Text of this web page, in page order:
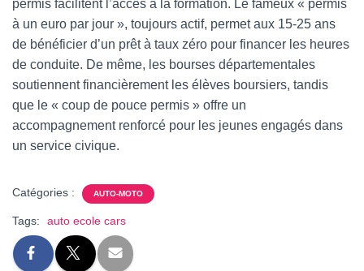
permis facilitent l’accès à la formation. Le fameux « permis
à un euro par jour », toujours actif, permet aux 15-25 ans
de bénéficier d’un prêt à taux zéro pour financer les heures
de conduite. De même, les bourses départementales
soutiennent financièrement les élèves boursiers, tandis
que le « coup de pouce permis » offre un
accompagnement renforcé pour les jeunes engagés dans
un service civique.
Catégories : AUTO-MOTO
Tags: auto ecole cars